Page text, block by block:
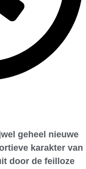
geheel nieuwe
karakter van
door de feilloze